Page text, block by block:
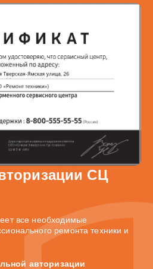
СЦ
все необходимые
ремонта техники и
авторизации